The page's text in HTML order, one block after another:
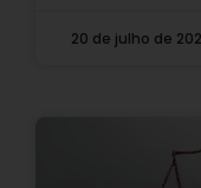
20 de julho de